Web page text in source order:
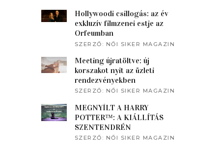
Hollywoodi csillogás: az év
exkluzív filmzenei estje az
Orfeumban
SZERZŐ: NŐI SIKER MAGAZIN
Meeting újratöltve: új
korszakot nyit az üzleti
rendezvényekben
SZERZŐ: NŐI SIKER MAGAZIN
MEGNYÍLT A HARRY
POTTER™: A KIÁLLÍTÁS
SZENTENDRÉN
SZERZŐ: NŐI SIKER MAGAZIN